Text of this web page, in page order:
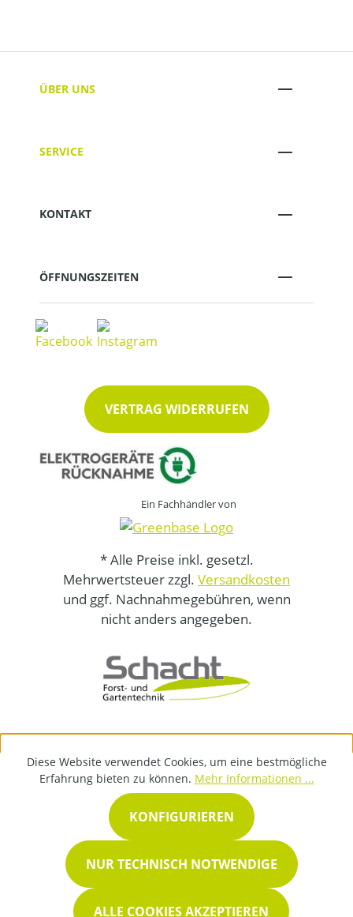
ÜBER UNS
SERVICE
KONTAKT
ÖFFNUNGSZEITEN
VERTRAG WIDERRUFEN
Ein Fachhändler von
* Alle Preise inkl. gesetzl.
Mehrwertsteuer zzgl. Versandkosten
und ggf. Nachnahmegebühren, wenn
nicht anders angegeben.
Diese Website verwendet Cookies, um eine bestmögliche
Erfahrung bieten zu können. Mehr Informationen ...
NUR TECHNISCH NOTWENDIGE
KONFIGURIEREN
ALLE COOKIES AKZEPTIEREN